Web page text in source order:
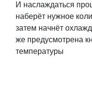
И наслаждаться
наберёт нужное
затем начнёт
же предусмотрена
температуры